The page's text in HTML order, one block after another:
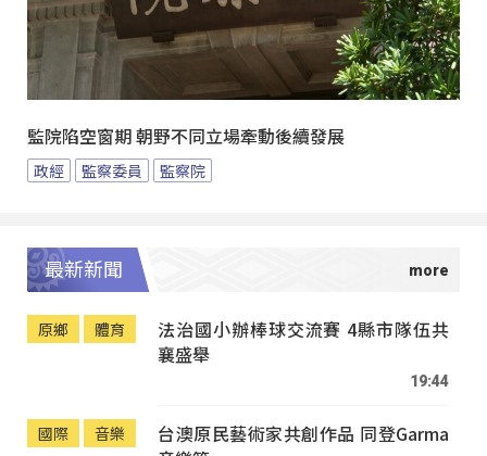
監院陷空窗期 朝野不同立場牽動後續發展
政經 監察委員 監察院
最新新聞
原鄉 體育
法治國小辦棒球交流賽 4縣市隊伍共
襄盛舉
19:44
國際 音樂
台澳原民藝術家共創作品 同登Garma